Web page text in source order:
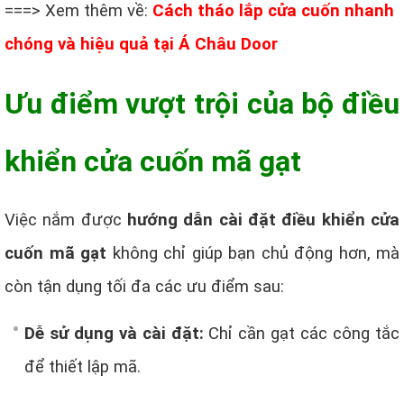
===> Xem thêm về: Cách tháo lắp cửa cuốn nhanh
chóng và hiệu quả tại Á Châu Door
Ưu điểm vượt trội của bộ điều
khiển cửa cuốn mã gạt
Việc nắm được hướng dẫn cài đặt điều khiển cửa
cuốn mã gạt không chỉ giúp bạn chủ động hơn, mà
còn tận dụng tối đa các ưu điểm sau:
Dễ sử dụng và cài đặt: Chỉ cần gạt các công tắc
để thiết lập mã.